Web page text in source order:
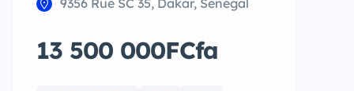
9356 Rue SC 35, Dakar, Sénégal
13 500 000FCfa